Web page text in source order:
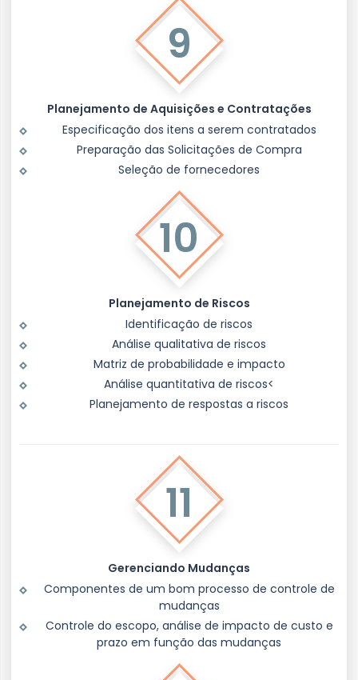
9
Planejamento de Aquisições e Contratações
Especificação dos itens a serem contratados
Preparação das Solicitações de Compra
Seleção de fornecedores
10
Planejamento de Riscos
Identificação de riscos
Análise qualitativa de riscos
Matriz de probabilidade e impacto
Análise quantitativa de riscos<
Planejamento de respostas a riscos
11
Gerenciando Mudanças
Componentes de um bom processo de controle de
mudanças
Controle do escopo, análise de impacto de custo e
prazo em função das mudanças